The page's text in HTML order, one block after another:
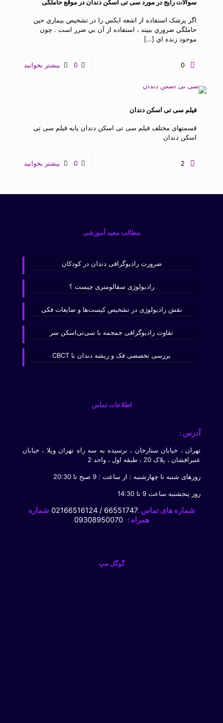
سوالات رایج در مورد سی تی اسکن دندان در موقع حاملگی
اگر پزشک استفاده از اشعه ايکس را در تشخيص بيماري حين
حاملگي ضروري ببيند ، استفاده از آن بي ضرر است . چون
موجود زنده اي […]
0
0 بیشتر بخوانید
فیلم سی تی اسکن دندان
قسمتهای مختلف فیلم سی تی اسکن دندان پایه فیلم سی تی
اسکن دندان
2
0 بیشتر بخوانید
مطالب مفید آموزشی
ضرورت رادیوگرافی دندان در کودکان
رادیولوژی سفالومتری چیست ؟
نقش رادیولوژی در تشخیص کیست‌ها و ضایعات فکی
تفاوت رادیوگرافی جمجمه با سی‌تی‌اسکن سر
بررسی تخصصی فک و ریشه دندان با CBCT
اطلاعات تماس
آدرس :
تهران ، خیابان ستارخان ، نرسیده به سه راه تهران ویلا ، خیابان
عنبرافشان ، پلاک 20 ، طبقه اول ، واحد 2
روزهای شنبه تا چهارشنبه : از ساعت : 9 صبح تا 20:30
روز پنجشنبه ساعت 9 تا 14:30
شماره های تماس :66551747 / 02166516124
شماره
همراه : 09308950070
گوگل مپ